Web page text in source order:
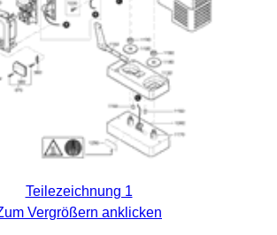
Teilezeichnung 1
Vergrößern anklicken